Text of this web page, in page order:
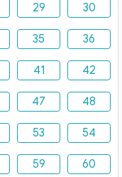
29 30
35 36
41 42
47 48
53 54
59 60